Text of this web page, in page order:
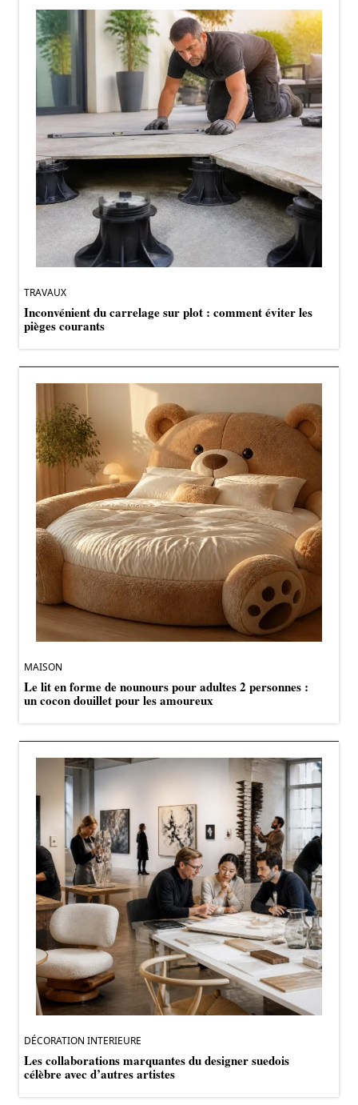
TRAVAUX
Inconvénient du carrelage sur plot : comment éviter les
pièges courants
MAISON
Le lit en forme de nounours pour adultes 2 personnes :
un cocon douillet pour les amoureux
DÉCORATION INTERIEURE
Les collaborations marquantes du designer suedois
célèbre avec d’autres artistes